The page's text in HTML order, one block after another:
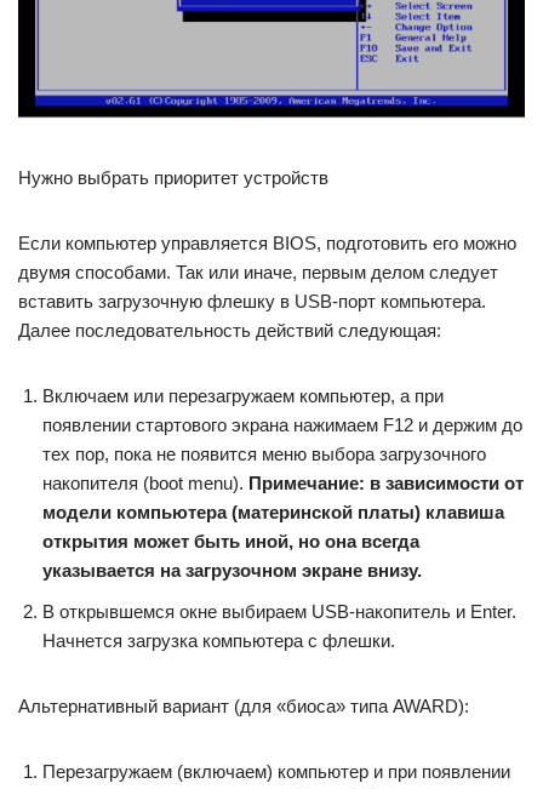
Нужно выбрать приоритет устройств
Если компьютер управляется BIOS, подготовить его можно
двумя способами. Так или иначе, первым делом следует
вставить загрузочную флешку в USB-порт компьютера.
Далее последовательность действий следующая:
Включаем или перезагружаем компьютер, а при
появлении стартового экрана нажимаем F12 и держим до
тех пор, пока не появится меню выбора загрузочного
накопителя (boot menu). Примечание: в зависимости от
модели компьютера (материнской платы) клавиша
открытия может быть иной, но она всегда
указывается на загрузочном экране внизу.
В открывшемся окне выбираем USB-накопитель и Enter.
Начнется загрузка компьютера с флешки.
Альтернативный вариант (для «биоса» типа AWARD):
Перезагружаем (включаем) компьютер и при появлении